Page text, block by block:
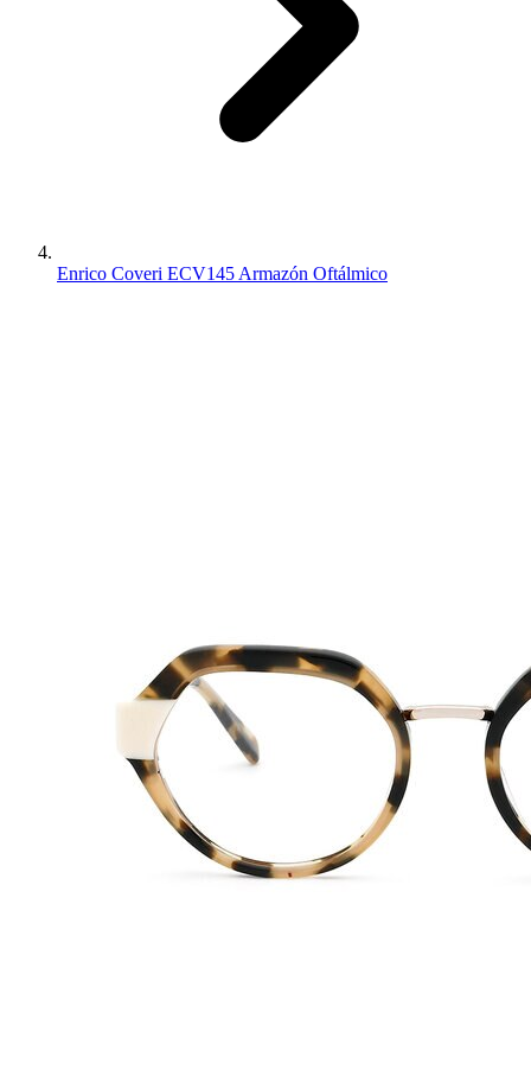
Enrico Coveri ECV145 Armazón Oftálmico